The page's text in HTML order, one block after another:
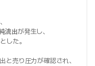
流出が発生し、
した。
と売り圧力が確認され、